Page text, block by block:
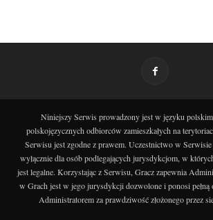
Niniejszy Serwis prowadzony jest w języku
polskojęzycznych odbiorców zamieszkałych na
Serwisu jest zgodne z prawem. Uczestnictwo w
wyłącznie dla osób podlegających jurysdykcjom, w
jest legalne. Korzystając z Serwisu, Gracz zapewnia
w Grach jest w jego jurysdykcji dozwolone i ponosi pełną
Administratorem za prawdziwość złożonego przez